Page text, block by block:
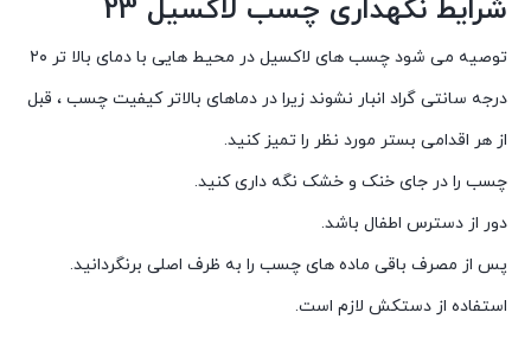
شرایط نگهداری چسب لاکسیل 23
توصیه می شود چسب های لاکسیل در محیط هایی با دمای بالا تر ۲۰
درجه سانتی گراد انبار نشوند زیرا در دماهای بالاتر کیفیت چسب ، قبل
از هر اقدامی بستر مورد نظر را تمیز کنید.
چسب را در جای خنک و خشک نگه داری کنید.
دور از دسترس اطفال باشد.
پس از مصرف باقی ماده های چسب را به ظرف اصلی برنگردانید.
استفاده از دستکش لازم است.